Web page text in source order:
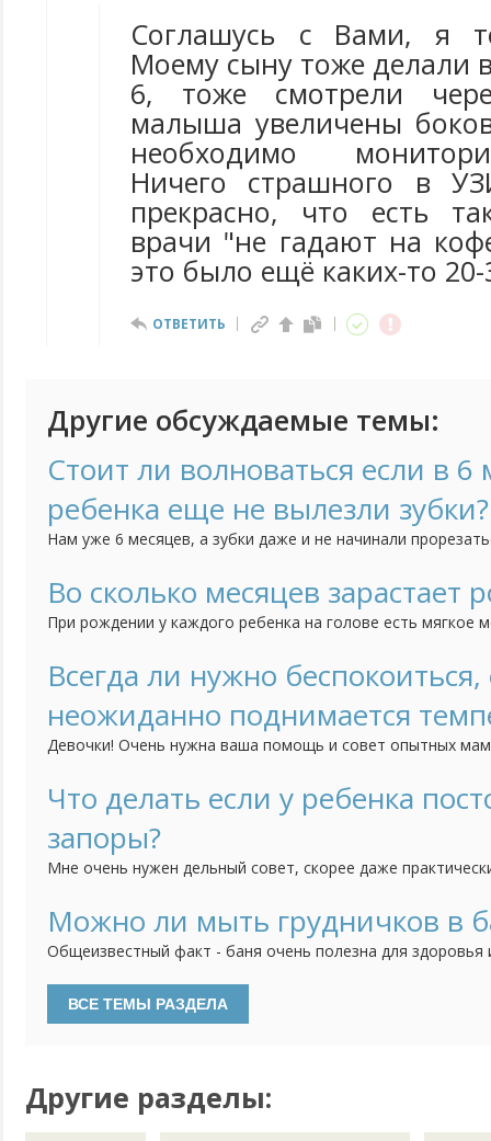
Соглашусь с Вами, я
Моему сыну тоже делали
6, тоже смотрели
малыша увеличены
необходимо
Ничего страшного в
прекрасно, что есть
врачи "не гадают на
это было ещё каких-то
ОТВЕТИТЬ
Другие обсуждаемые темы:
Стоит ли волноваться если в 6
ребенка еще не вылезли зубки?
Нам уже 6 месяцев, а зубки даже и не начинали
Во сколько месяцев зарастает
При рождении у каждого ребенка на голове есть мягкое
например зубки режутся или садятся на попу каждый в
начинать волноваться, что родничок все ни как не
Всегда ли нужно
неожиданно поднимается
Девочки! Очень нужна ваша помощь и совет опытных
есть не к кому вообще обратиться за помощью. На днях
среди бела дня поднялась температура. Мы даже и на
Почему...
Что делать если у ребенка
запоры?
Мне очень нужен дельный совет, скорее даже
постоянно ставить клизмы. Но что делать? И как нам
Можно ли мыть грудничков в
Общеизвестный факт - баня очень полезна для здоровья
рождения. Лечили в бане кашель. Сейчас они обожают
вот внучку в баню не носим. Пытались. Она так жалобно
Другие разделы: